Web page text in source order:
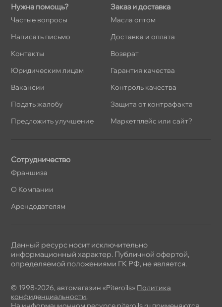
Нужна помощь?
Частые вопросы
Написать письмо
Контакты
Юридическим лицам
акансии
Подать жалобу
Предложить улучшение
Заказ и доставка
Масла оптом
Доставка и оплата
озврат
Гарантия качества
Контроль качества
Защита от контрафакта
Маркетплейс или сайт?
Сотрудничество
Франшиза
О Компании
Арендодателям
© 1998-2026, автомагазин «Piteroils» Политика
конфиденциальности,
Данный ресурс носит исключительно
информационный характер. Публичной офертой,
определяемой положениями ГК РФ, не является.